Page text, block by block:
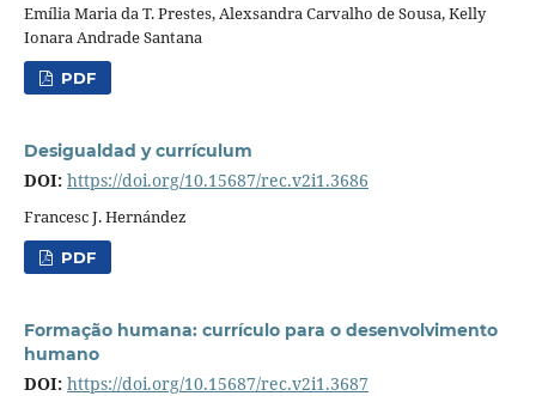
Emília Maria da T. Prestes, Alexsandra Carvalho de Sousa, Kelly
Ionara Andrade Santana
PDF
Desigualdad y currículum
DOI: https://doi.org/10.15687/rec.v2i1.3686
Francesc J. Hernández
PDF
Formação humana: currículo para o desenvolvimento
humano
DOI: https://doi.org/10.15687/rec.v2i1.3687